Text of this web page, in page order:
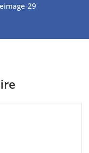
image-29